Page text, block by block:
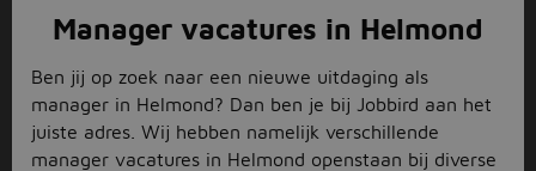
Manager vacatures in Helmond
Ben jij op zoek naar een nieuwe uitdaging als
manager in Helmond? Dan ben je bij Jobbird aan het
juiste adres. Wij hebben namelijk verschillende
manager vacatures in Helmond openstaan bij diverse